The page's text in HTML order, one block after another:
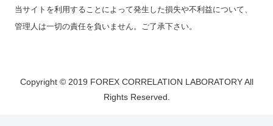
当サイトを利用することによって発生した損失や不利益について、
管理人は一切の責任を負いません。ご了承下さい。
Copyright © 2019 FOREX CORRELATION LABORATORY All
Rights Reserved.